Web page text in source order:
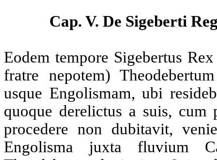
Cap. V. De Sigeberti
Eodem tempore Sigebertus
fratre nepotem)
usque Engolismam, ubi
quoque derelictus a suis, cum
procedere non dubitavit,
Engolisma juxta fluvium